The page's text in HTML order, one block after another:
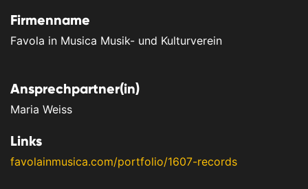
Firmenname
Favola in Musica Musik- und Kulturverein
Ansprechpartner(in)
Maria Weiss
Links
favolainmusica.com/portfolio/1607-records